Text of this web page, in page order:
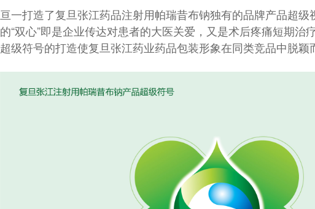
亘一打造了复旦张江药品注射用帕瑞昔布钠独有的品牌产品超级
的“双心”即是企业传达对患者的大医关爱，又是术后疼痛短期治
超级符号的打造使复旦张江药业药品包装形象在同类竞品中脱颖